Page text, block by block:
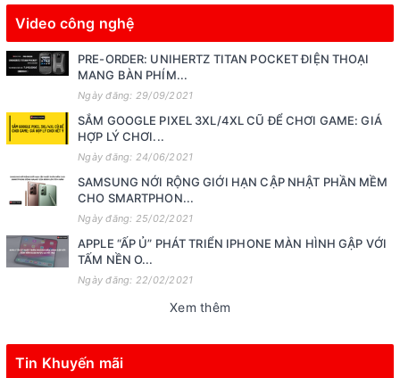
Video công nghệ
PRE-ORDER: UNIHERTZ TITAN POCKET ĐIỆN THOẠI
MANG BÀN PHÍM...
Ngày đăng: 29/09/2021
SẮM GOOGLE PIXEL 3XL/4XL CŨ ĐỂ CHƠI GAME: GIÁ
HỢP LÝ CHƠI...
Ngày đăng: 24/06/2021
SAMSUNG NỚI RỘNG GIỚI HẠN CẬP NHẬT PHẦN MỀM
CHO SMARTPHON...
Ngày đăng: 25/02/2021
APPLE “ẤP Ủ” PHÁT TRIỂN IPHONE MÀN HÌNH GẬP VỚI
TẤM NỀN O...
Ngày đăng: 22/02/2021
Xem thêm
Tin Khuyến mãi